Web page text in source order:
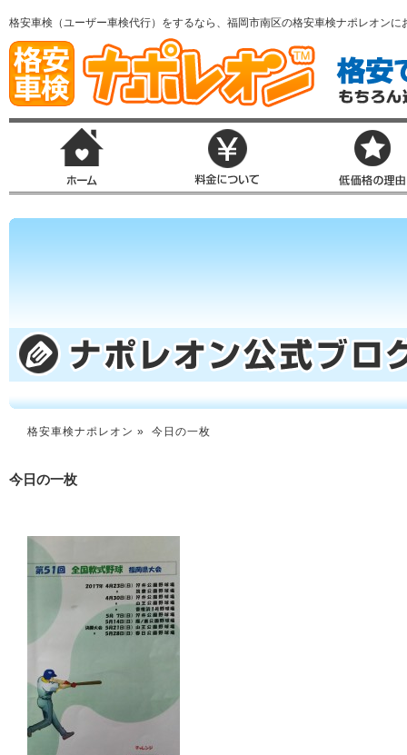
格安車検（ユーザー車検代行）をするなら、福岡市南区の格安車検ナポレオンに
格安車検ナポレオン » 今日の一枚
今日の一枚